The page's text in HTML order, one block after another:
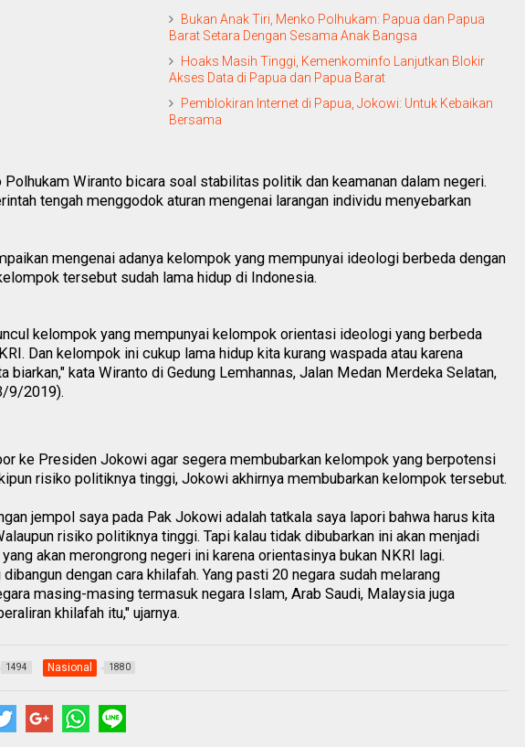
Bukan Anak Tiri, Menko Polhukam: Papua dan Papua
Barat Setara Dengan Sesama Anak Bangsa
Hoaks Masih Tinggi, Kemenkominfo Lanjutkan Blokir
Akses Data di Papua dan Papua Barat
Pemblokiran Internet di Papua, Jokowi: Untuk Kebaikan
Bersama
Polhukam Wiranto bicara soal stabilitas politik dan keamanan dalam negeri.
tengah menggodok aturan mengenai larangan individu menyebarkan
mengenai adanya kelompok yang mempunyai ideologi berbeda dengan
tersebut sudah lama hidup di Indonesia.
kelompok yang mempunyai kelompok orientasi ideologi yang berbeda
Dan kelompok ini cukup lama hidup kita kurang waspada atau karena
biarkan," kata Wiranto di Gedung Lemhannas, Jalan Medan Merdeka Selatan,
9/2019).
ke Presiden Jokowi agar segera membubarkan kelompok yang berpotensi
risiko politiknya tinggi, Jokowi akhirnya membubarkan kelompok tersebut.
jempol saya pada Pak Jokowi adalah tatkala saya lapori bahwa harus kita
risiko politiknya tinggi. Tapi kalau tidak dibubarkan ini akan menjadi
akan merongrong negeri ini karena orientasinya bukan NKRI lagi.
dengan cara khilafah. Yang pasti 20 negara sudah melarang
masing-masing termasuk negara Islam, Arab Saudi, Malaysia juga
khilafah itu," ujarnya.
1494 Nasional 1880